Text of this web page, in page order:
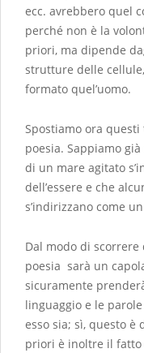
ecc. avrebbero quel
perché non è la
priori, ma dipende
strutture delle
formato quel’uomo.
Spostiamo ora
poesia. Sappiamo
di un mare agitato
dell’essere e che
s’indirizzano come
Dal modo di
poesia sarà un
sicuramente
linguaggio e le
esso sia; sì, questo è
priori è inoltre il fatto